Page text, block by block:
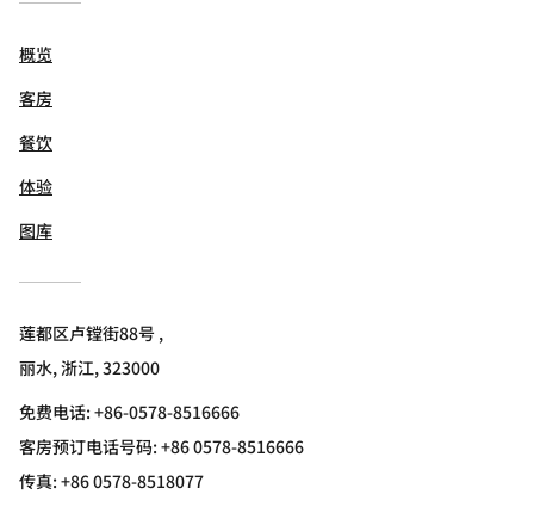
概览
客房
餐饮
体验
图库
莲都区卢镗街88号 ,
丽水, 浙江, 323000
免费电话:+86-0578-8516666
客房预订电话号码: +86 0578-8516666
传真:+86 0578-8518077